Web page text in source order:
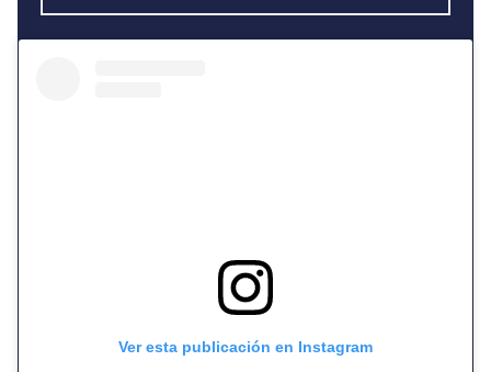
Ver esta publicación en Instagram